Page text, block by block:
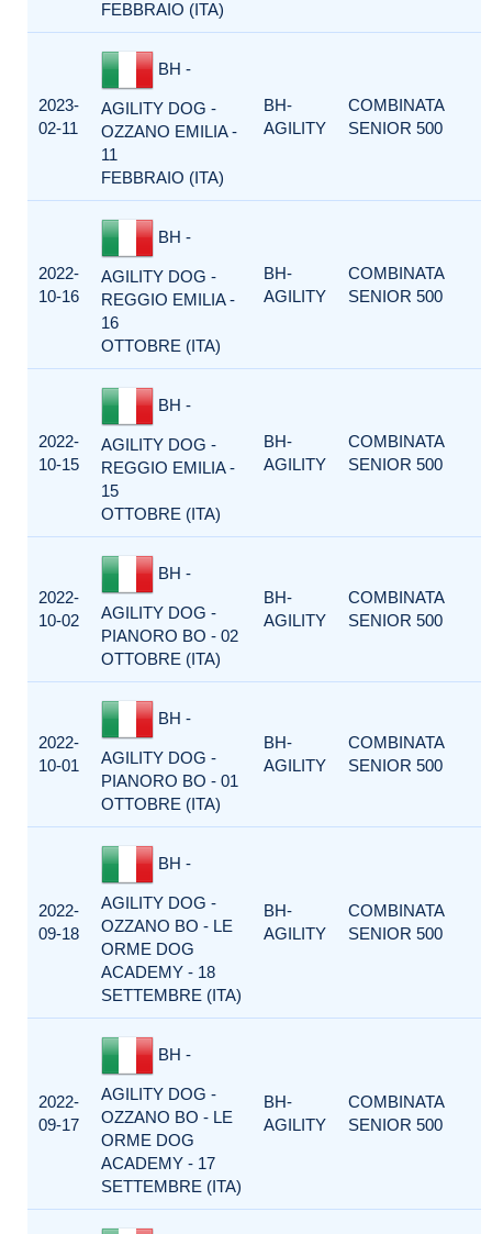
FEBBRAIO (ITA)
2023-
02-11
BH -
AGILITY DOG -
OZZANO EMILIA -
11
FEBBRAIO (ITA)
BH-
AGILITY
COMBINATA
SENIOR 500
2022-
10-16
BH -
AGILITY DOG -
REGGIO EMILIA -
16
OTTOBRE (ITA)
BH-
AGILITY
COMBINATA
SENIOR 500
2022-
10-15
BH -
AGILITY DOG -
REGGIO EMILIA -
15
OTTOBRE (ITA)
BH-
AGILITY
COMBINATA
SENIOR 500
2022-
10-02
BH -
AGILITY DOG -
PIANORO BO - 02
OTTOBRE (ITA)
BH-
AGILITY
COMBINATA
SENIOR 500
2022-
10-01
BH -
AGILITY DOG -
PIANORO BO - 01
OTTOBRE (ITA)
BH-
AGILITY
COMBINATA
SENIOR 500
2022-
09-18
BH -
AGILITY DOG -
OZZANO BO - LE
ORME DOG
ACADEMY - 18
SETTEMBRE (ITA)
BH-
AGILITY
COMBINATA
SENIOR 500
2022-
09-17
BH -
AGILITY DOG -
OZZANO BO - LE
ORME DOG
ACADEMY - 17
SETTEMBRE (ITA)
BH-
AGILITY
COMBINATA
SENIOR 500